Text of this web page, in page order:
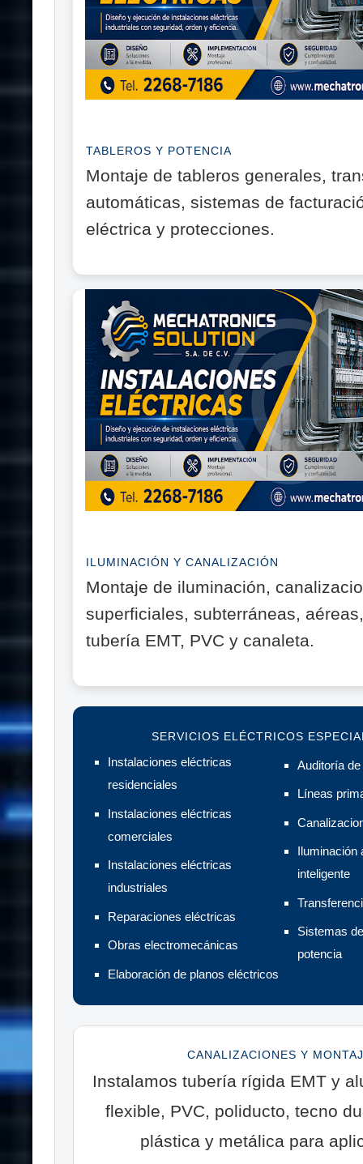
TABLEROS Y POTENCIA
Montaje de tableros generales,
automáticas, sistemas de
eléctrica y protecciones.
ILUMINACIÓN Y CANALIZACIÓN
Montaje de iluminación,
superficiales, subterráneas,
tubería EMT, PVC y canaleta.
SERVICIOS ELÉCTRICOS
Instalaciones eléctricas
residenciales
Instalaciones eléctricas
comerciales
Instalaciones eléctricas
industriales
Reparaciones eléctricas
Obras electromecánicas
Elaboración de planos eléctricos
Auditoría
Líneas
Iluminación
inteligente
Sistemas
potencia
CANALIZACIONES Y
Instalamos tubería rígida EMT y
flexible, PVC, poliducto, tecno
plástica y metálica para